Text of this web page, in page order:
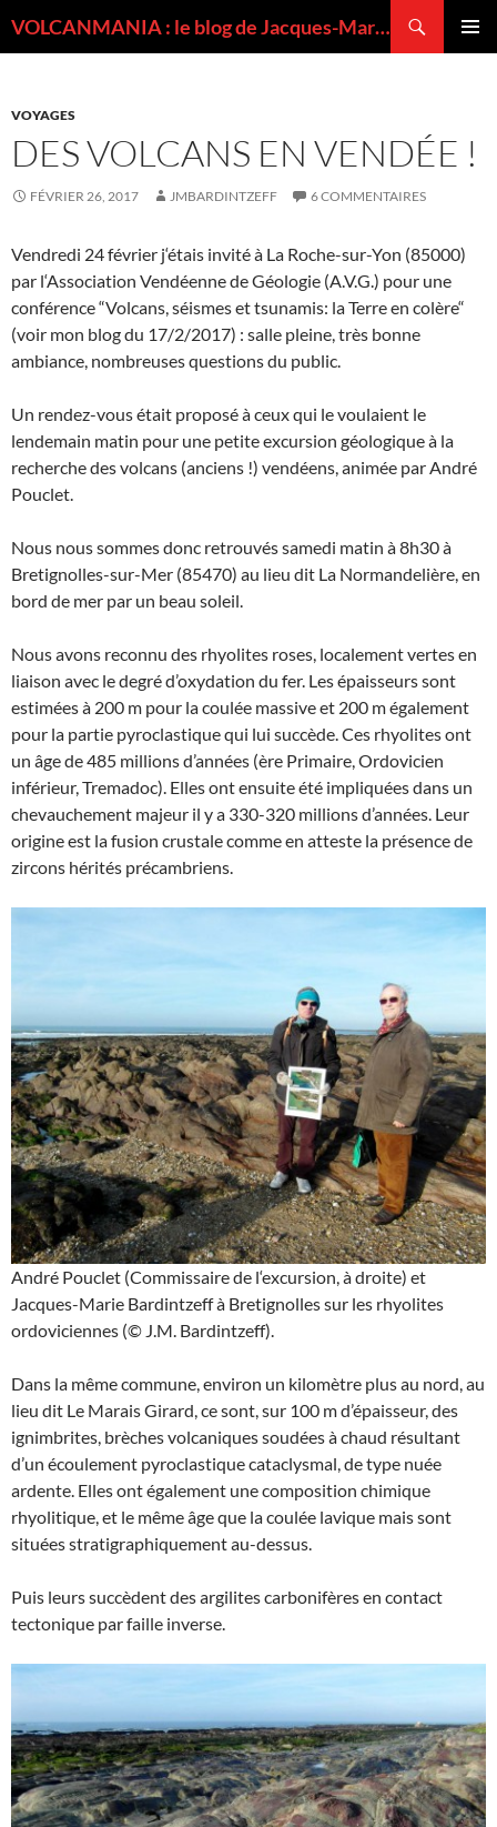
VOLCANMANIA : le blog de Jacques-Marie BARDINTZEFF, volcanologue
VOYAGES
DES VOLCANS EN VENDÉE !
FÉVRIER 26, 2017 JMBARDINTZEFF 6 COMMENTAIRES
Vendredi 24 février j‘étais invité à La Roche-sur-Yon (85000)
par l‘Association Vendéenne de Géologie (A.V.G.) pour une
conférence “Volcans, séismes et tsunamis: la Terre en colère“
(voir mon blog du 17/2/2017) : salle pleine, très bonne
ambiance, nombreuses questions du public.
Un rendez-vous était proposé à ceux qui le voulaient le
lendemain matin pour une petite excursion géologique à la
recherche des volcans (anciens !) vendéens, animée par André
Pouclet.
Nous nous sommes donc retrouvés samedi matin à 8h30 à
Bretignolles-sur-Mer (85470) au lieu dit La Normandelière, en
bord de mer par un beau soleil.
Nous avons reconnu des rhyolites roses, localement vertes en
liaison avec le degré d’oxydation du fer. Les épaisseurs sont
estimées à 200 m pour la coulée massive et 200 m également
pour la partie pyroclastique qui lui succède. Ces rhyolites ont
un âge de 485 millions d’années (ère Primaire, Ordovicien
inférieur, Tremadoc). Elles ont ensuite été impliquées dans un
chevauchement majeur il y a 330-320 millions d’années. Leur
origine est la fusion crustale comme en atteste la présence de
zircons hérités précambriens.
André Pouclet (Commissaire de l‘excursion, à droite) et
Jacques-Marie Bardintzeff à Bretignolles sur les rhyolites
ordoviciennes (© J.M. Bardintzeff).
Dans la même commune, environ un kilomètre plus au nord, au
lieu dit Le Marais Girard, ce sont, sur 100 m d’épaisseur, des
ignimbrites, brèches volcaniques soudées à chaud résultant
d’un écoulement pyroclastique cataclysmal, de type nuée
ardente. Elles ont également une composition chimique
rhyolitique, et le même âge que la coulée lavique mais sont
situées stratigraphiquement au-dessus.
Puis leurs succèdent des argilites carbonifères en contact
tectonique par faille inverse.